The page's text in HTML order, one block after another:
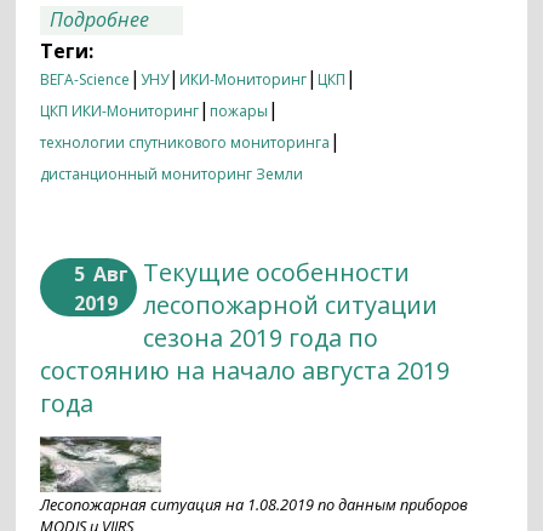
Подробнее
Теги:
ВЕГА-Science |УНУ| ИКИ-Мониторинг| ЦКП |
ЦКП ИКИ-Мониторинг| пожары |
технологии спутникового мониторинга |
дистанционный мониторинг Земли
5 Авг
2019
Текущие особенности
лесопожарной ситуации
сезона 2019 года по
состоянию на начало августа 2019
года
Лесопожарная ситуация на 1.08.2019 по данным приборов
MODIS и VIIRS